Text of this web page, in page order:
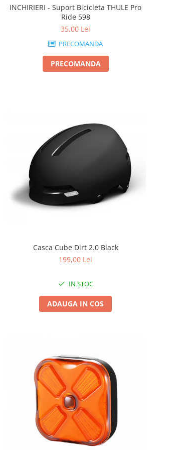
INCHIRIERI - Suport Bicicleta THULE Pro
Ride 598
35,00 Lei
PRECOMANDA
PRECOMANDA
Casca Cube Dirt 2.0 Black
199,00 Lei
IN STOC
ADAUGA IN COS